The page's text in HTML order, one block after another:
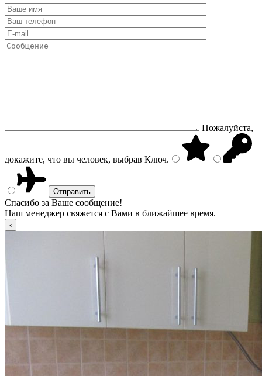
Пожалуйста,
докажите, что вы человек, выбрав Ключ.
Спасибо за Ваше сообщение!
Наш менеджер свяжется с Вами в ближайшее время.